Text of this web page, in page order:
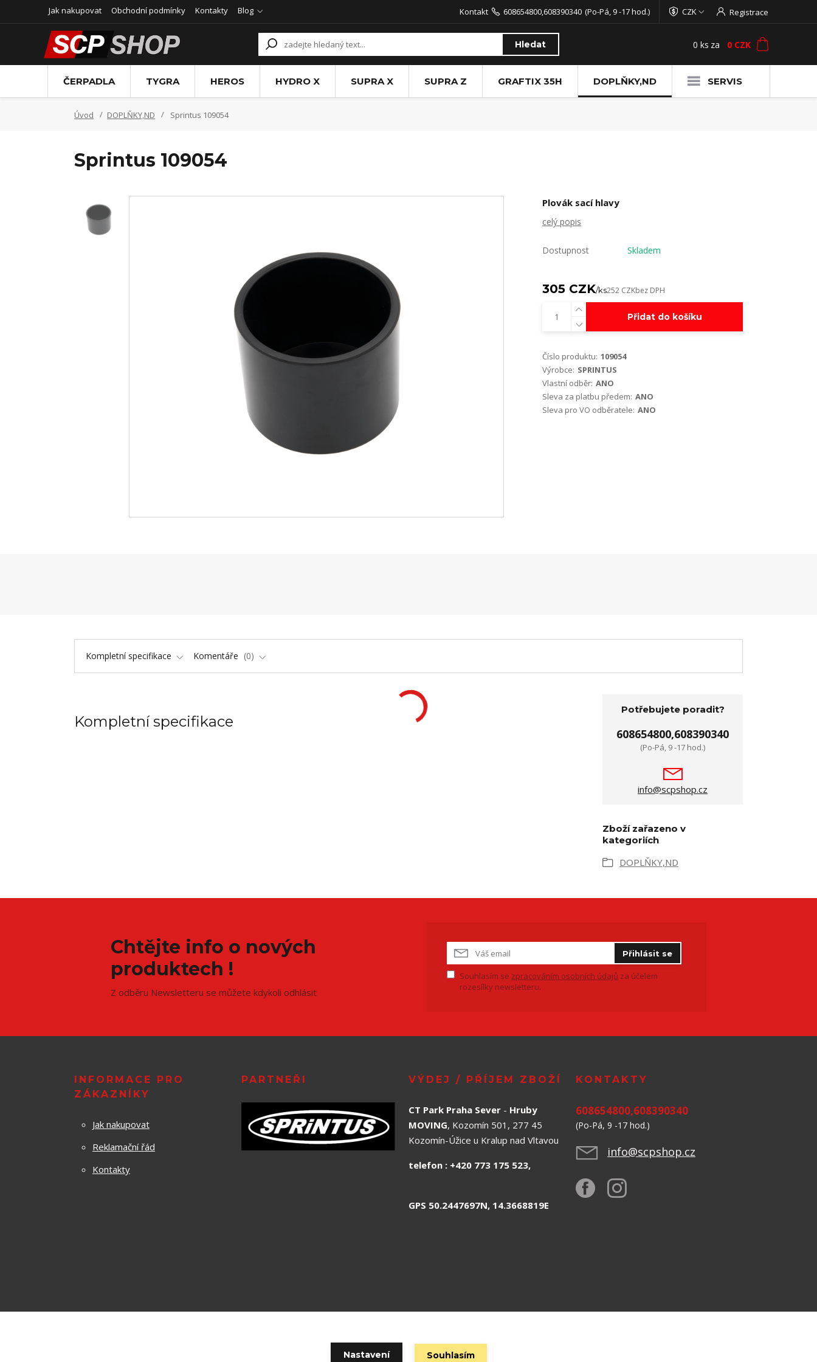
Jak nakupovat Obchodní podmínky Kontakty Blog CZK Registrace
Hledat
Kontakt 608654800,608390340 (Po-Pá, 9 -17 hod.)
0 ks za 0 CZK
ČERPADLA TYGRA HEROS HYDRO X SUPRA X SUPRA Z GRAFTIX 35H DOPLŇKY,ND SERVIS
Úvod DOPLŇKY,ND Sprintus 109054
Sprintus 109054
Plovák sací hlavy
celý popis
Dostupnost Skladem
305 CZK/ks252 CZKbez DPH
Přidat do košíku
Číslo produktu: 109054
Výrobce: SPRINTUS
Vlastní odběr: ANO
Sleva za platbu předem: ANO
Sleva pro VO odběratele: ANO
Kompletní specifikace Komentáře 0
Kompletní specifikace
Potřebujete poradit?
608654800,608390340
(Po-Pá, 9 -17 hod.)
info@scpshop.cz
Zboží zařazeno v
kategoriích
DOPLŇKY,ND
Chtějte info o nových
produktech !
Z odběru Newsletteru se můžete kdykoli odhlásit
Přihlásit se
Souhlasím se zpracováním osobních údajů za účelem
rozesílky newsletteru.
INFORMACE PRO
ZÁKAZNÍKY
Jak nakupovat
Reklamační řád
Kontakty
PARTNEŘI VÝDEJ / PŘÍJEM ZBOŽÍ
CT Park Praha Sever - Hruby
MOVING, Kozomín 501, 277 45
Kozomín-Úžice u Kralup nad Vltavou
telefon : +420 773 175 523,
GPS 50.2447697N, 14.3668819E
KONTAKTY
608654800,608390340
(Po-Pá, 9 -17 hod.)
info@scpshop.cz
Za obsah těchto stránek odpovídá spol.SCP SHOP s.r.o. © Copyright 2020 SCP Shop s.r.o. | Design by CASA Slovensko
Nastavení Souhlasím